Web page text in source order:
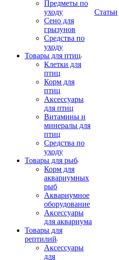
Предметы по
уходу
Сено для
грызунов
Средства по
уходу
Товары для птиц
Клетки для
птиц
Корм для
птиц
Аксессуары
для птиц
Витамины и
минералы для
птиц
Средства по
уходу
Товары для рыб
Корм для
аквариумных
рыб
Аквариумное
оборудование
Аксессуары
для аквариума
Товары для
рептилий
Аксессуары
для
Статьи